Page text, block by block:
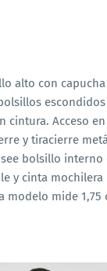
alto con
cintura. Acceso
y tiracierre
bolsillo interno
y cinta mochilera
modelo mide 1,75